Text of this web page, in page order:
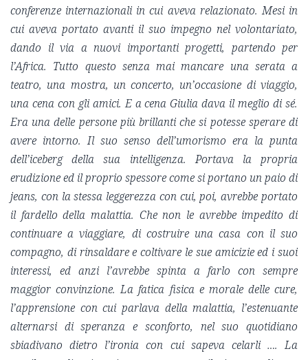
conferenze internazionali in cui aveva relazionato. Mesi in
cui aveva portato avanti il suo impegno nel volontariato,
dando il via a nuovi importanti progetti, partendo per
l’Africa. Tutto questo senza mai mancare una serata a
teatro, una mostra, un concerto, un’occasione di viaggio,
una cena con gli amici. E a cena Giulia dava il meglio di sé.
Era una delle persone più brillanti che si potesse sperare di
avere intorno. Il suo senso dell’umorismo era la punta
dell’iceberg della sua intelligenza. Portava la propria
erudizione ed il proprio spessore come si portano un paio di
jeans, con la stessa leggerezza con cui, poi, avrebbe portato
il fardello della malattia. Che non le avrebbe impedito di
continuare a viaggiare, di costruire una casa con il suo
compagno, di rinsaldare e coltivare le sue amicizie ed i suoi
interessi, ed anzi l’avrebbe spinta a farlo con sempre
maggior convinzione. La fatica fisica e morale delle cure,
l’apprensione con cui parlava della malattia, l’estenuante
alternarsi di speranza e sconforto, nel suo quotidiano
sbiadivano dietro l’ironia con cui sapeva celarli …. La